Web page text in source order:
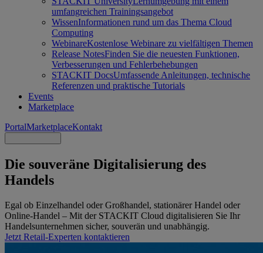
umfangreichen Trainingsangebot
WissenInformationen rund um das Thema Cloud
Computing
WebinareKostenlose Webinare zu vielfältigen Themen
Release NotesFinden Sie die neuesten Funktionen,
Verbesserungen und Fehlerbehebungen
STACKIT DocsUmfassende Anleitungen, technische
Referenzen und praktische Tutorials
Events
Marketplace
PortalMarketplaceKontakt
Die souveräne Digitalisierung des
Handels
Egal ob Einzelhandel oder Großhandel, stationärer Handel oder
Online-Handel – Mit der STACKIT Cloud digitalisieren Sie Ihr
Handelsunternehmen sicher, souverän und unabhängig.
Jetzt Retail-Experten kontaktieren